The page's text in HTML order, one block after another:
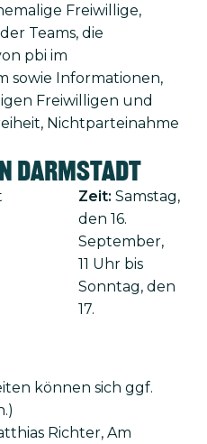
Freiwillige,
Teams, die
pbi im
sowie Informationen,
Freiwilligen und
Nichtparteinahme
Darmstadt
Zeit: Samstag,
den 16.
September,
11 Uhr bis
Sonntag, den
17.
können sich ggf.
Richter, Am